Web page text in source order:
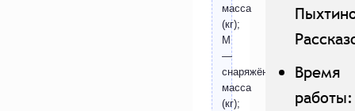
масса
(кг);
M
—
снаряжённая
масса
(кг);
Время
работы: